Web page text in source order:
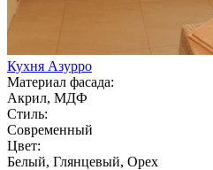
Кухня Азурро
Материал фасада:
Акрил, МДФ
Стиль:
Современный
Цвет:
Белый, Глянцевый, Орех